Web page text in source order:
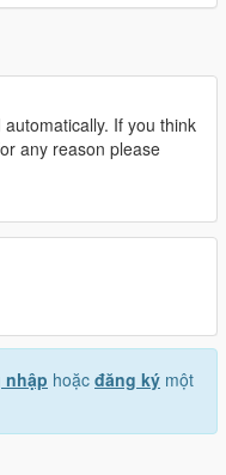
If you think
any reason please
nhập hoặc đăng ký một